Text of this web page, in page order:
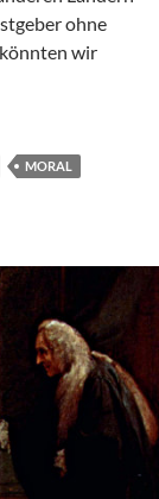
ohne
wir
MORAL